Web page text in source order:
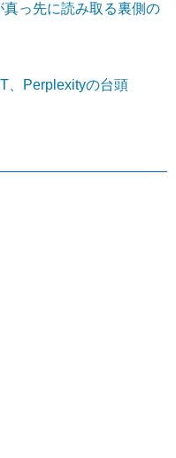
っ先に読み取る裏側の
、Perplexityの台頭